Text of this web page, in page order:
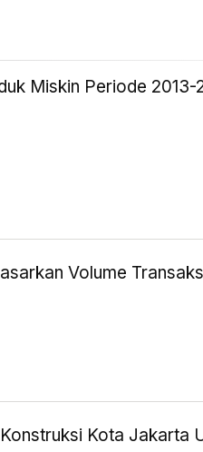
Miskin Periode 2013-
Volume
Kota Jakarta